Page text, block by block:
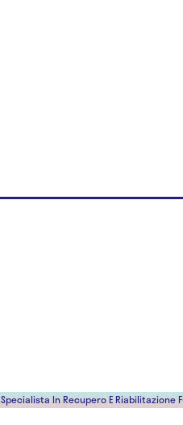
Specialista In Recupero E Riabilitazione